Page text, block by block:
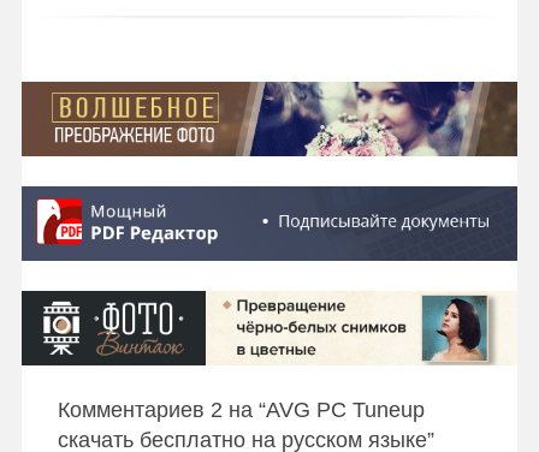
Комментариев 2 на “AVG PC Tuneup
скачать бесплатно на русском языке”